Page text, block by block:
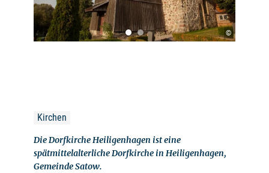
©
Kirchen
Die Dorfkirche Heiligenhagen ist eine
spätmittelalterliche Dorfkirche in Heiligenhagen,
Gemeinde Satow.